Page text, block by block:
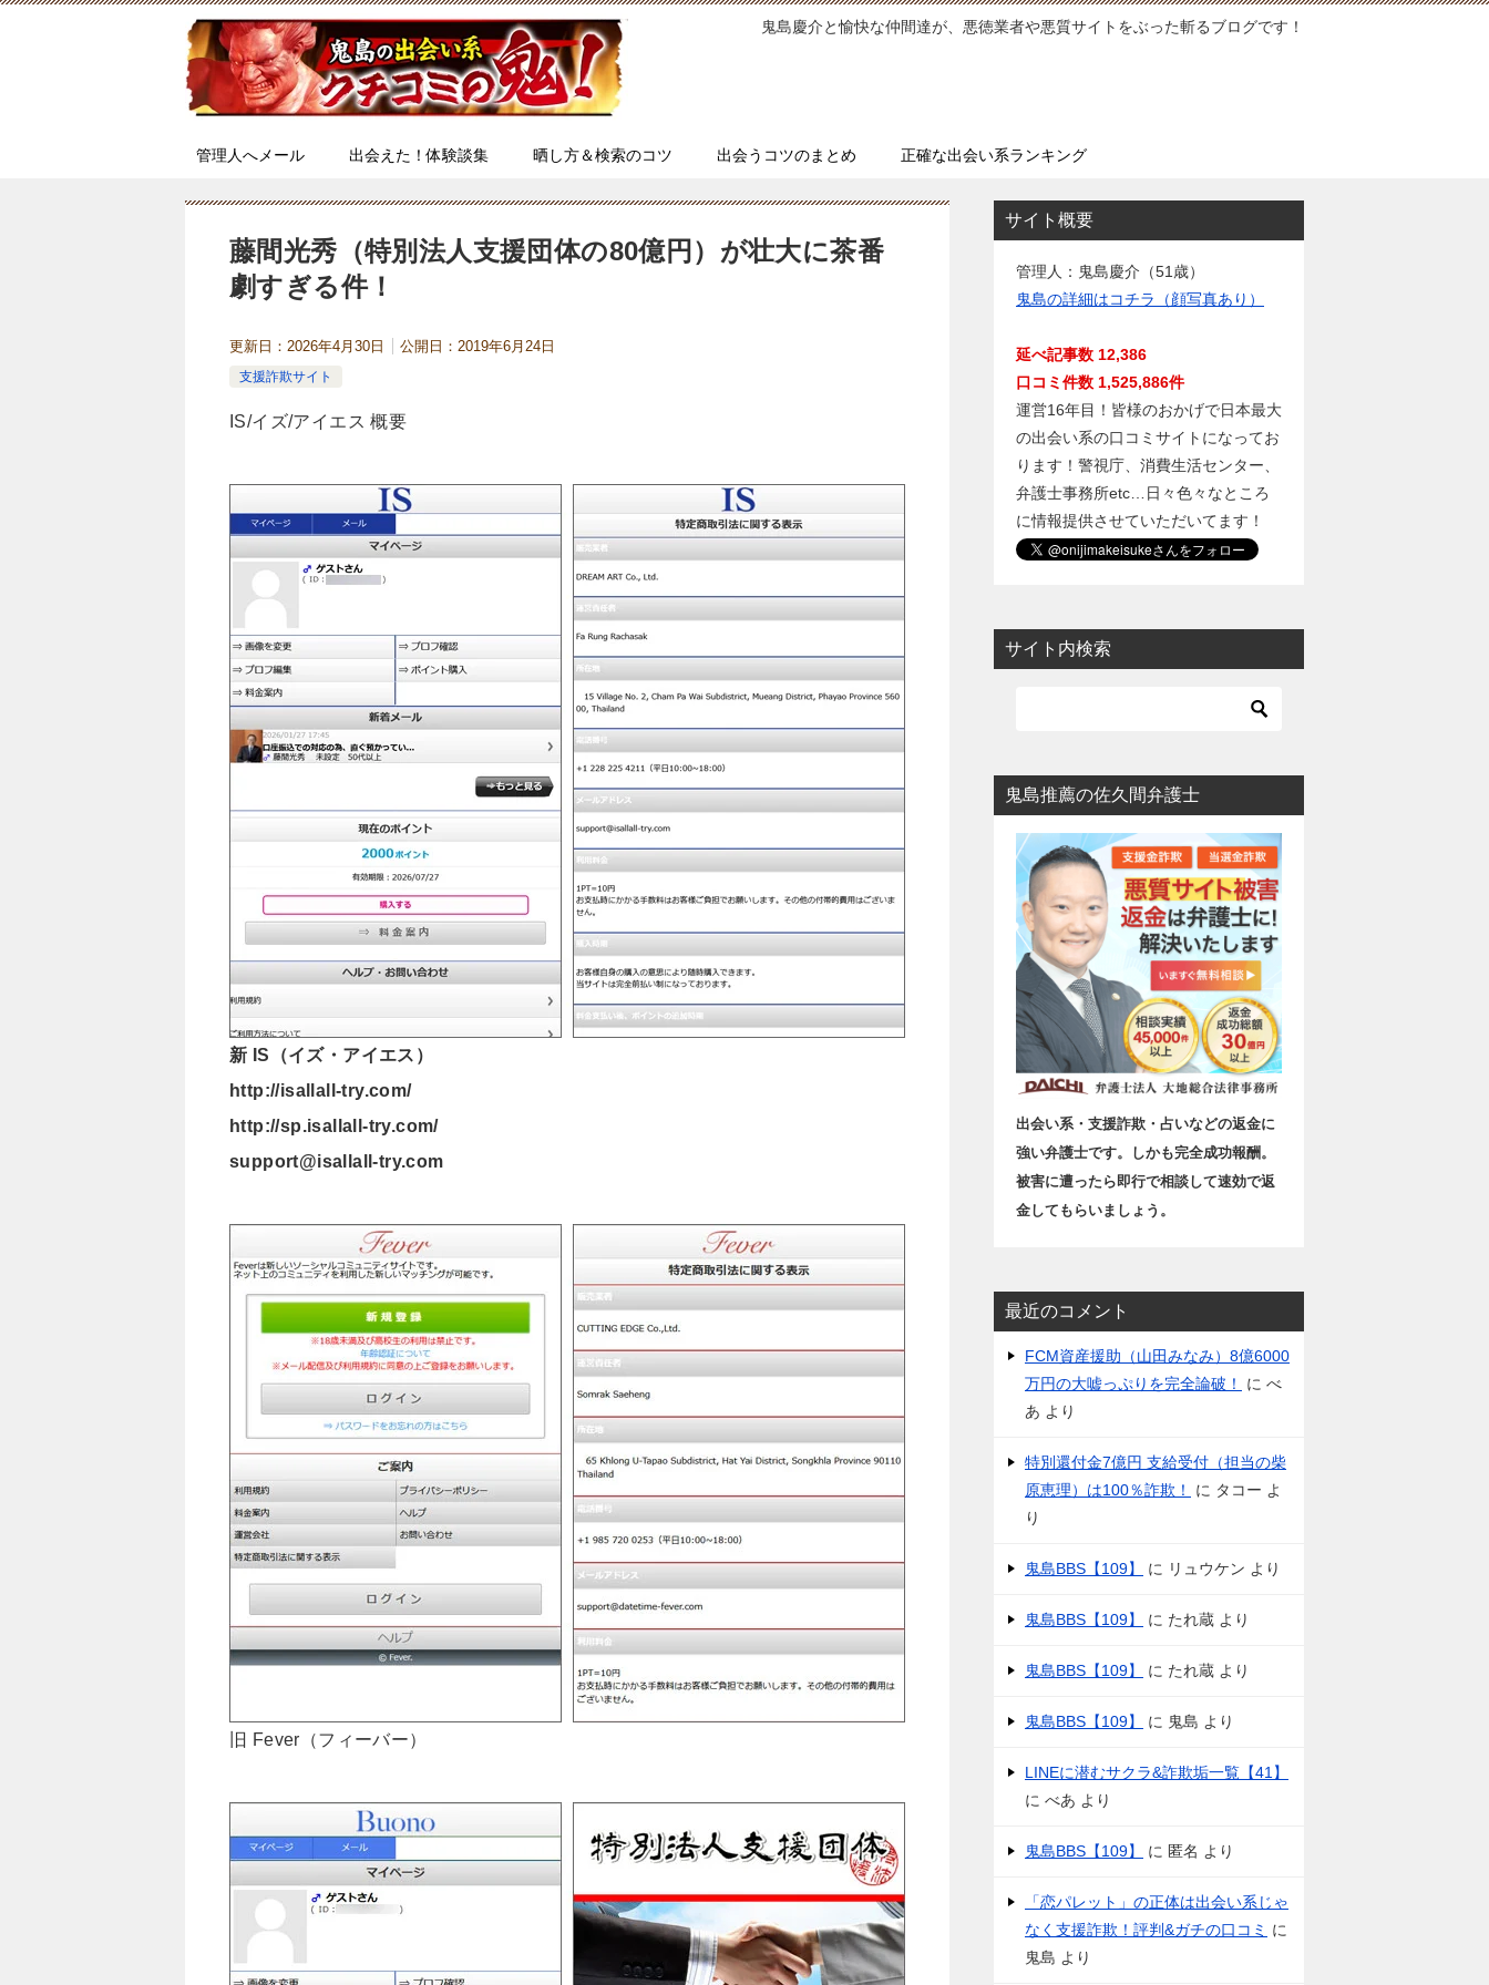
鬼島慶介と愉快な仲間達が、悪徳業者や悪質サイトをぶった斬るブログです！
管理人へメール 出会えた！体験談集 晒し方＆検索のコツ 出会うコツのまとめ 正確な出会い系ランキング
藤間光秀（特別法人支援団体の80億円）が壮大に茶番
劇すぎる件！
更新日： 2026年4月30日 公開日： 2019年6月24日
支援詐欺サイト
IS/イズ/アイエス 概要
新 IS（イズ・アイエス）
http://isallall-try.com/
http://sp.isallall-try.com/
support@isallall-try.com
旧 Fever（フィーバー）
サイト概要
管理人：鬼島慶介（51歳）
鬼島の詳細はコチラ（顔写真あり）
延べ記事数 12,386
口コミ件数 1,525,886件
運営16年目！皆様のおかげで日本最大
の出会い系の口コミサイトになってお
ります！警視庁、消費生活センター、
弁護士事務所etc…日々色々なところ
に情報提供させていただいてます！
サイト内検索
鬼島推薦の佐久間弁護士
出会い系・支援詐欺・占いなどの返金に
強い弁護士です。しかも完全成功報酬。
被害に遭ったら即行で相談して速効で返
金してもらいましょう。
最近のコメント
FCM資産援助（山田みなみ）8億6000
万円の大嘘っぷりを完全論破！
に べ
あ より
特別還付金7億円 支給受付（担当の柴
原恵理）は100％詐欺！
に タコー よ
り
鬼島BBS【109】 に リュウケン より
鬼島BBS【109】 に たれ蔵 より
鬼島BBS【109】 に たれ蔵 より
鬼島BBS【109】 に 鬼島 より
LINEに潜むサクラ&詐欺垢一覧【41】
に べあ より
鬼島BBS【109】 に 匿名 より
「恋パレット」の正体は出会い系じゃ
なく支援詐欺！評判&ガチの口コミ に
鬼島 より